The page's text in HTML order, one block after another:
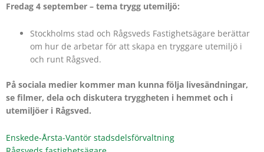
Fredag 4 september – tema trygg utemiljö:
Stockholms stad och Rågsveds Fastighetsägare berättar
om hur de arbetar för att skapa en tryggare utemiljö i
och runt Rågsved.
På sociala medier kommer man kunna följa livesändningar,
se filmer, dela och diskutera tryggheten i hemmet och i
utemiljöer i Rågsved.
Enskede-Årsta-Vantör stadsdelsförvaltning